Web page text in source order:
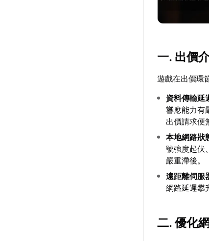
一. 出價
遊戲在出價環
資料傳輸延
響應能力有
出價請求便
本地網路狀
號強度起伏
嚴重滯後。
遠距離伺服
網路延遲攀
二. 優化